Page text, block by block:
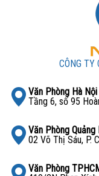
CÔNG TY
Văn Phòng Hà Nội
Tầng 6, số 95
Văn Phòng Quảng
02 Võ Thị Sáu, P.
Văn Phòng